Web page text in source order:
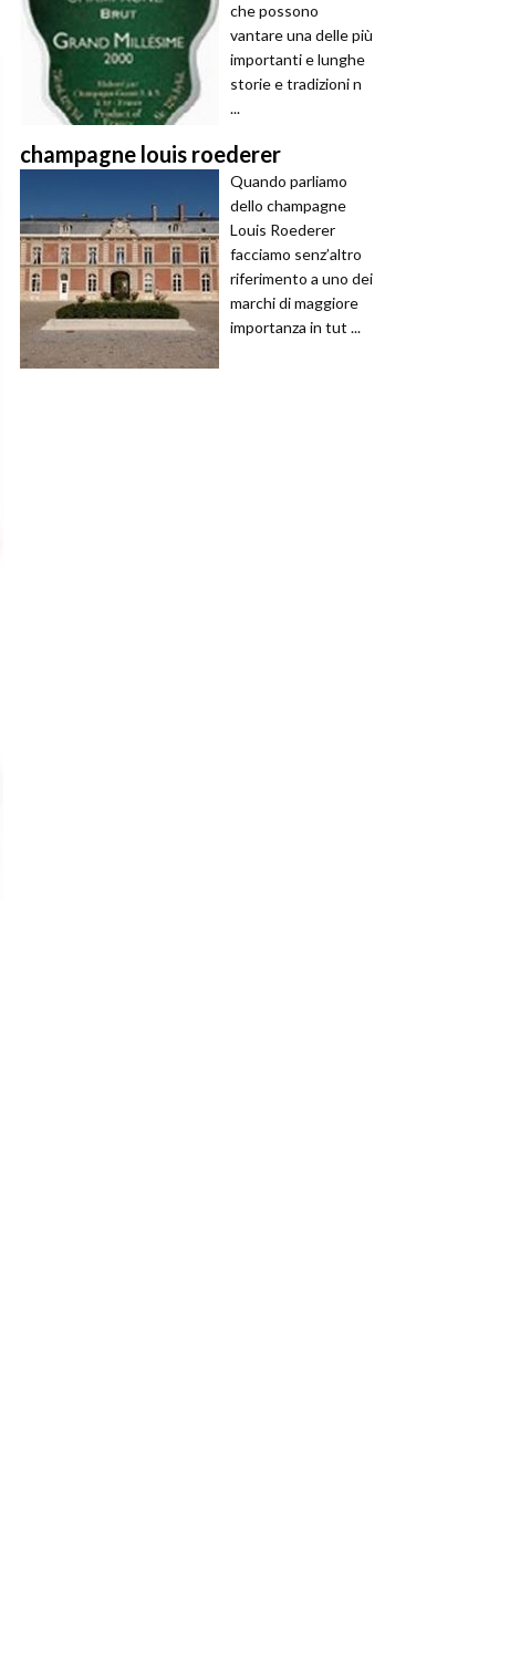
che possono
vantare una delle più
importanti e lunghe
storie e tradizioni n
...
champagne louis roederer
Quando parliamo
dello champagne
Louis Roederer
facciamo senz’altro
riferimento a uno dei
marchi di maggiore
importanza in tut ...